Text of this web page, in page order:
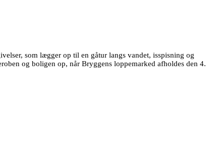
som lægger op til en gåtur langs vandet, isspisning og
og boligen op, når Bryggens loppemarked afholdes den 4.